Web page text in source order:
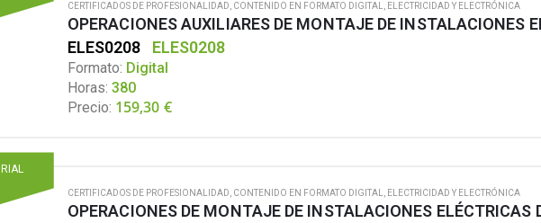
CERTIFICADOS DE PROFESIONALIDAD, CONTENIDO EN FORMATO DIGITAL, ELECTRICIDAD Y ELECTRÓNICA
ELES0208 ELES0208
Formato: Digital
Horas: 380
Precio: 159,30 €
CERTIFICADOS DE PROFESIONALIDAD CONTENIDO EN FORMATO DIGITAL ELECTRICIDAD Y ELECTRÓNICA